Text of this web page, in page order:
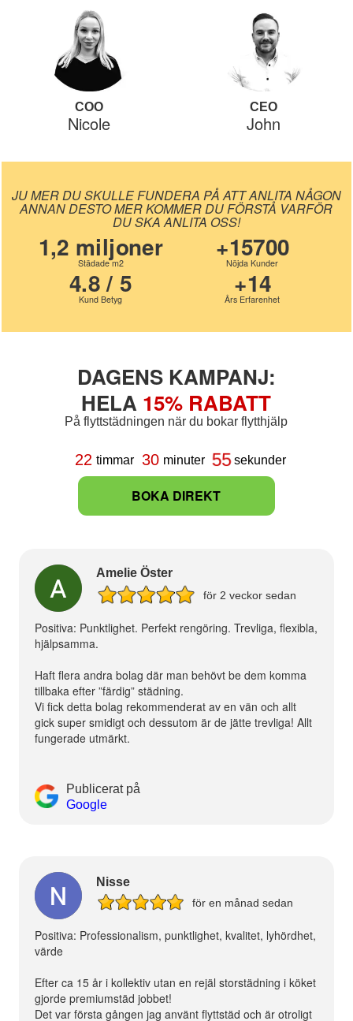
COO
Nicole
CEO
John
JU MER DU SKULLE FUNDERA PÅ ATT ANLITA NÅGON
ANNAN DESTO MER KOMMER DU FÖRSTÅ VARFÖR
DU SKA ANLITA OSS!
1,2 miljoner
Städade m2
+15700
Nöjda Kunder
4.8 / 5
Kund Betyg
+14
Års Erfarenhet
DAGENS KAMPANJ:
HELA 15% RABATT
På flyttstädningen när du bokar flytthjälp
22 timmar 30 minuter 55 sekunder
BOKA DIREKT
Amelie Öster
för 2 veckor sedan
Positiva: Punktlighet. Perfekt rengöring. Trevliga, flexibla,
hjälpsamma.
Haft flera andra bolag där man behövt be dem komma
tillbaka efter ”färdig” städning.
Vi fick detta bolag rekommenderat av en vän och allt
gick super smidigt och dessutom är de jätte trevliga! Allt
fungerade utmärkt.
Publicerat på
Google
Nisse
för en månad sedan
Positiva: Professionalism, punktlighet, kvalitet, lyhördhet,
värde
Efter ca 15 år i kollektiv utan en rejäl storstädning i köket
gjorde premiumstäd jobbet!
Det var första gången jag använt flyttstäd och är otroligt